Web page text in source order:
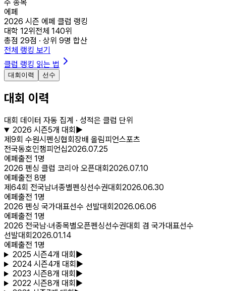
주 종목
에페
2026 시즌 에페 클럽 랭킹
대학 12위전체 140위
총점 29점 · 상위 9명 합산
전체 랭킹 보기
클럽 랭킹 읽는 법
대회이력 선수
대회 이력
대회 데이터 자동 집계 · 성적은 클럽 단위
2026 시즌5개 대회 ▶
제9회 수원시펜싱협회장배 올림피언스포츠
전국동호인챔피언십2026.07.25
에페 출전 1 명
2026 펜싱 클럽 코리아 오픈대회 2026.07.10
에페 출전 8명
제64회 전국남녀종별펜싱선수권대회 2026.06.30
에페 출전 1 명
2026 펜싱 국가대표선수 선발대회 2026.06.06
에페 출전 1 명
2026 전국남·녀종목별오픈펜싱선수권대회 겸 국가대표선수
선발대회 2026.01.14
에페 출전 1 명
2025 시즌4개 대회 ▶
2024시즌4개 대회 ▶
2023 시즌8개 대회 ▶
2022 시즌8개 대회 ▶